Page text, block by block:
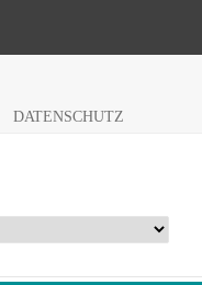
DATENSCHUTZ